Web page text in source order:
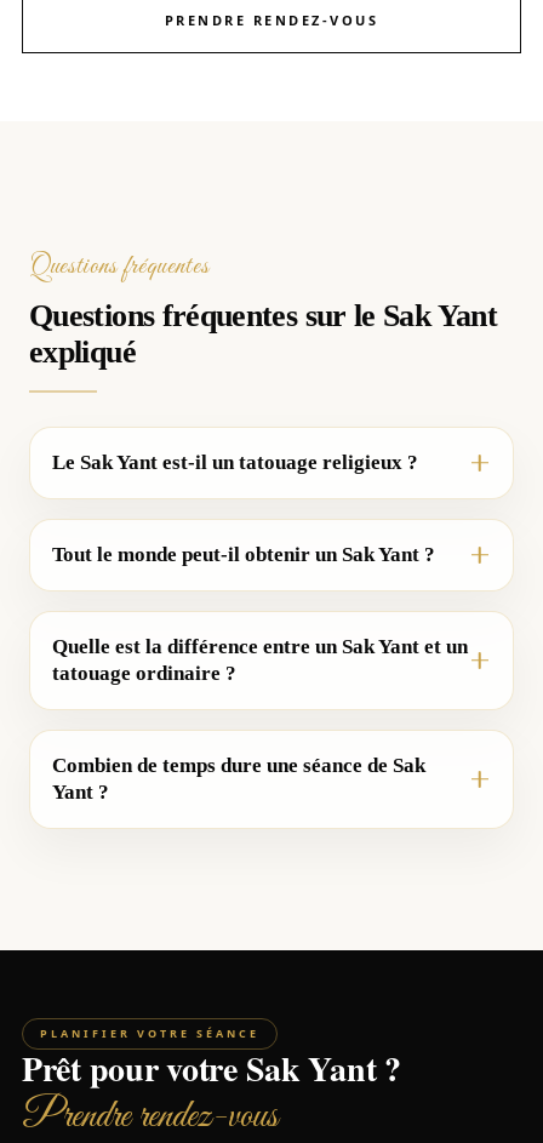
PRENDRE RENDEZ-VOUS
Questions fréquentes
Questions fréquentes sur le Sak Yant
expliqué
Le Sak Yant est-il un tatouage religieux ?
Tout le monde peut-il obtenir un Sak Yant ?
Quelle est la différence entre un Sak Yant et un
tatouage ordinaire ?
Combien de temps dure une séance de Sak
Yant ?
PLANIFIER VOTRE SÉANCE
Prêt pour votre Sak Yant ?
Prendre rendez-vous